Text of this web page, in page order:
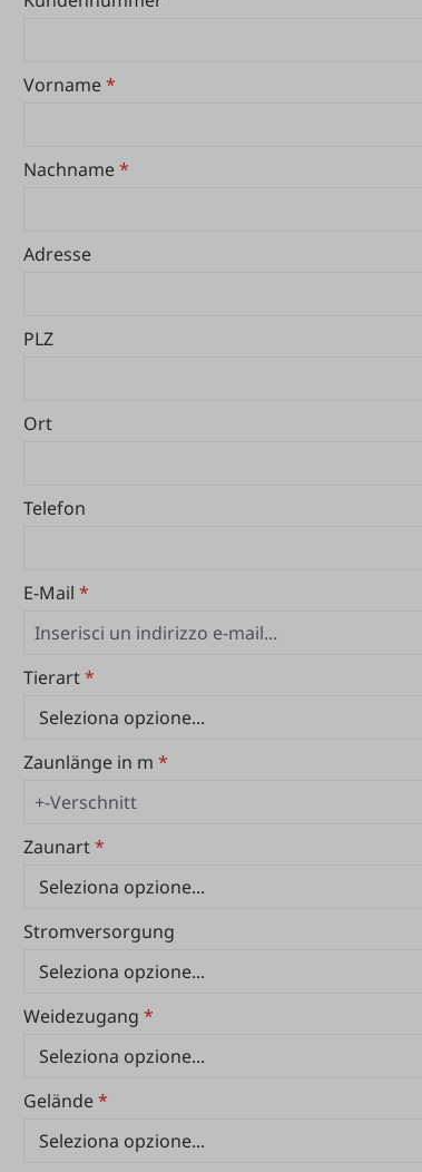
Vorname*
Nachname*
Adresse
PLZ
Ort
Telefon
E-Mail *
Tierart*
Zaunlänge in m *
Zaunart*
Stromversorgung
Weidezugang *
Gelände*